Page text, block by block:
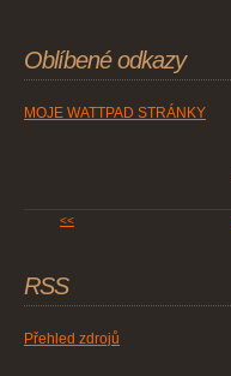
Oblíbené odkazy
MOJE WATTPAD STRÁNKY
<<
RSS
Přehled zdrojů